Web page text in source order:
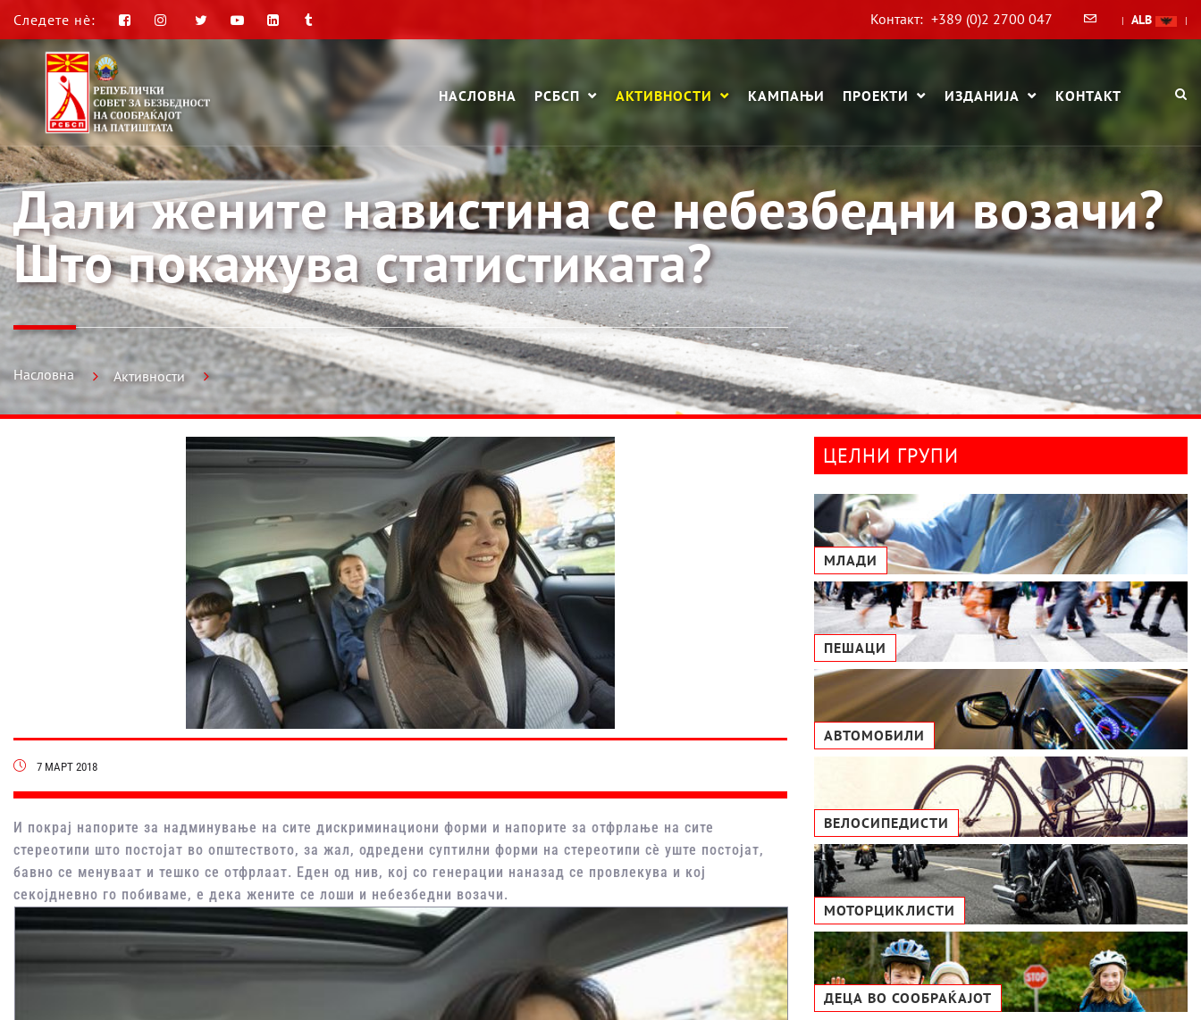
Следете нè: Контакт: +389 (0)2 2700 047 | ALB |
НАСЛОВНА РСБСП АКТИВНОСТИ КАМПАЊИ ПРОЕКТИ ИЗДАНИЈА КОНТАКТ
Дали жените навистина се небезбедни возачи?
Што покажува статистиката?
Насловна Активности
7 МАРТ 2018
И покрај напорите за надминување на сите дискриминациони форми и напорите за отфрлање на сите
стереотипи што постојат во општеството, за жал, одредени суптилни форми на стереотипи сѐ уште постојат,
бавно се менуваат и тешко се отфрлаат. Еден од нив, кој со генерации наназад се провлекува и кој
секојдневно го побиваме, е дека жените се лоши и небезбедни возачи.
ЦЕЛНИ ГРУПИ
МЛАДИ
ПЕШАЦИ
АВТОМОБИЛИ
ВЕЛОСИПЕДИСТИ
МОТОРЦИКЛИСТИ
ДЕЦА ВО СООБРАЌАЈОТ